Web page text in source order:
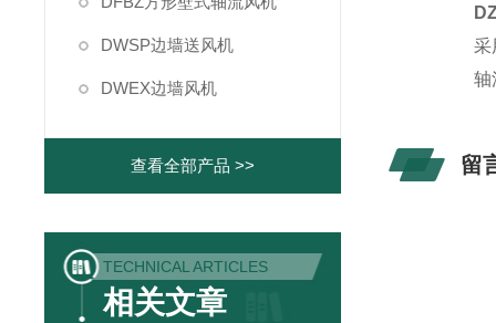
DWSP边墙送风机
DWEX边墙风机
查看全部产品 >>
TECHNICAL ARTICLES
相关文章
采
轴
目
留